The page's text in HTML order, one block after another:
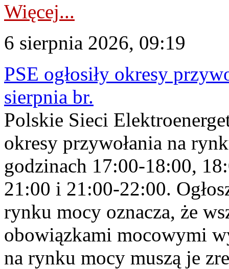
Więcej...
6 sierpnia 2026, 09:19
PSE ogłosiły okresy
sierpnia br.
Polskie Sieci
okresy przywołania na
godzinach 17:00-18:00,
21:00 i 21:00-22:00.
rynku mocy oznacza, że
obowiązkami mocowymi
na rynku mocy muszą je